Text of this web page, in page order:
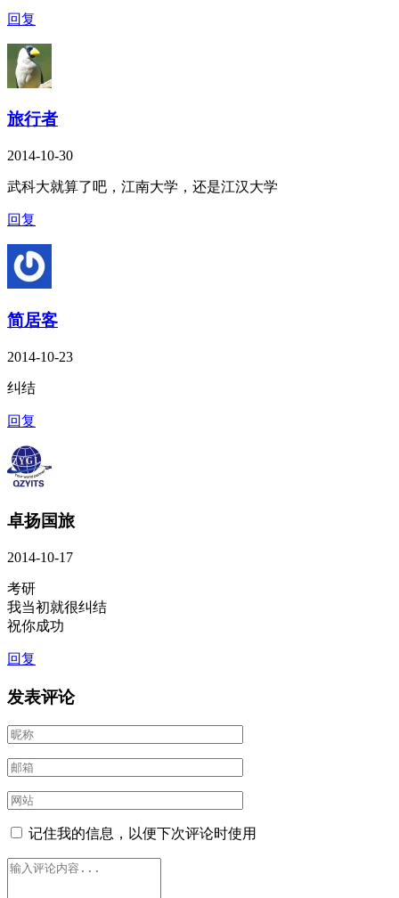
回复
旅行者
2014-10-30
武科大就算了吧，江南大学，还是江汉大学
回复
简居客
2014-10-23
纠结
回复
卓扬国旅
2014-10-17
考研
我当初就很纠结
祝你成功
回复
发表评论
记住我的信息，以便下次评论时使用